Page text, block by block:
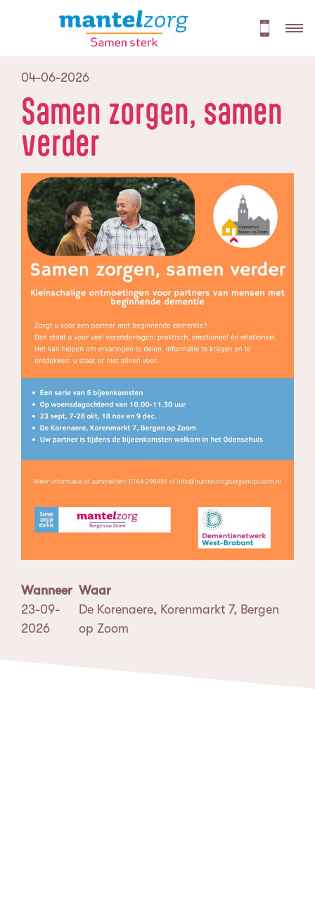
04-06-2026
Samen zorgen, samen
verder
Wanneer
23-09-
2026
Waar
De Korenaere, Korenmarkt 7, Bergen
op Zoom